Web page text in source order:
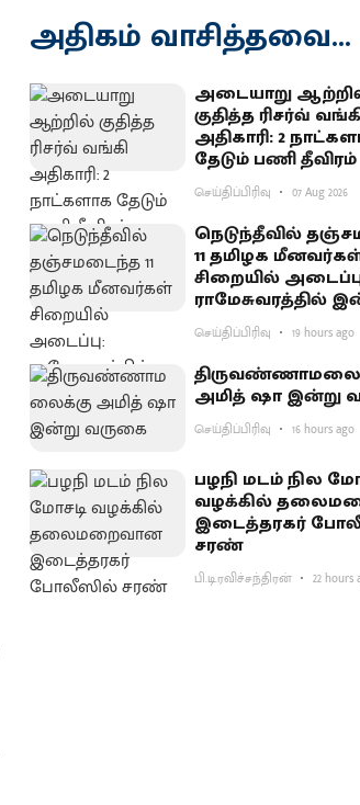
அதிகம் வாசித்தவை...
அடையாறு
குதித்த ரிசர்வ்
அதிகாரி: 2
தேடும் பணி தீவிரம்
செய்திப்பிரிவு 07 Aug 2026
நெடுந்தீவில்
11 தமிழக
சிறையில்
ராமேசுவரத்தில்
வேலைநிறுத்தம்
செய்திப்பிரிவு 19 hours ago
அமித் ஷா இன்று
செய்திப்பிரிவு 16 hours ago
பழநி மடம் நில
வழக்கில்
இடைத்தரகர்
சரண்
பி.டி.ரவிச்சந்திரன் 22 hours